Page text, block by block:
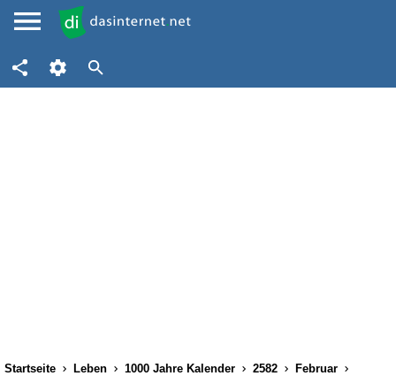
Startseite Leben 1000 Jahre Kalender 2582 Februar